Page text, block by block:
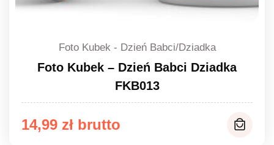
Foto Kubek - Dzień Babci/Dziadka
Foto Kubek – Dzień Babci Dziadka
FKB013
14,99 zł